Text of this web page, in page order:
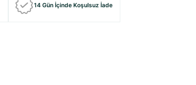
14 Gün İçinde Koşulsuz İade